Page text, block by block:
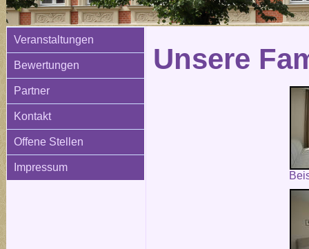
Veranstaltungen
Bewertungen
Partner
Kontakt
Offene Stellen
Impressum
Unsere